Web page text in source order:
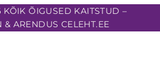
ÕIGUSED KAITSTUD –
& ARENDUS CELEHT.EE